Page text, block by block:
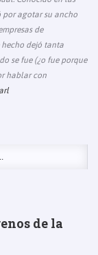
por agotar su ancho
de
hecho dejó tanta
se fue (¿o fue porque
hablar con
de la